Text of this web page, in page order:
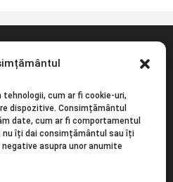
site-ul nostru, pentru a ne
si reclamele, pentru a
de socializare si
Faceti clic mai jos
cum ar fi cookie-uri,
dispozitive. Consimțământul
date, cum ar fi comportamentul
nu îți dai consimțământul sau îți
asupra unor anumite